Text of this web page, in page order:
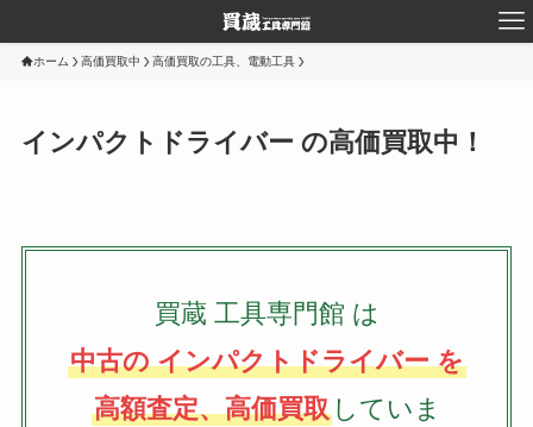
ホーム 高価買取中 高価買取の工具、電動工具
インパクトドライバー の高価買取中！
買蔵 工具専門館 は
中古の インパクトドライバー を
高額査定、高価買取 していま